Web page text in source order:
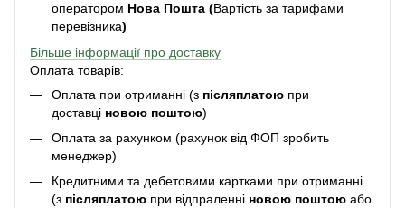
оператором Нова Пошта (Вартість за тарифами
перевізника)
Більше інформації про доставку
Оплата товарів:
Оплата при отриманні (з післяплатою при
доставці новою поштою)
Оплата за рахунком (рахунок від ФОП зробить
менеджер)
Кредитними та дебетовими картками при отриманні
(з післяплатою при відпраленні новою поштою або